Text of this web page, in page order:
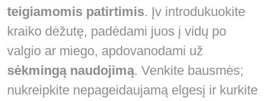
teigiamomis patirtimis. Įv introdukuokite
kraiko dėžutę, padėdami juos į vidų po
valgio ar miego, apdovanodami už
sėkmingą naudojimą. Venkite bausmės;
nukreipkite nepageidaujamą elgesį ir kurkite